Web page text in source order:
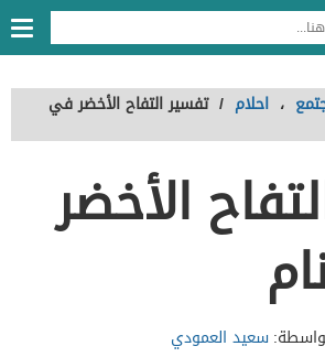
، احلام / تفسير التفاح الأخضر في
الأخضر
سعيد العمودي